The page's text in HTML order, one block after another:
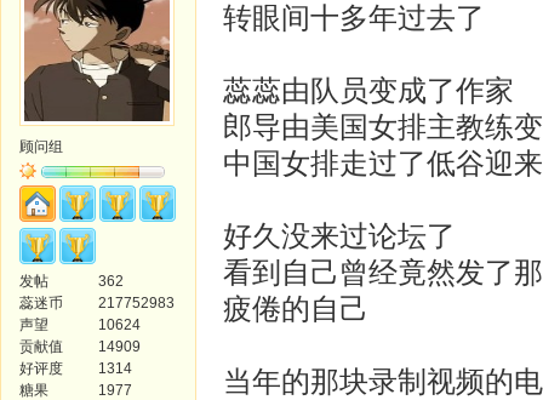
顾问组
发帖
362
蕊迷币
217752983
声望
10624
贡献值
14909
好评度
1314
糖果
1977
转眼间十多年过去了
蕊蕊由队员变成了作家
郎导由美国女排主教练
中国女排走过了低谷迎
好久没来过论坛了
看到自己曾经竟然发了
疲倦的自己
当年的那块录制视频的